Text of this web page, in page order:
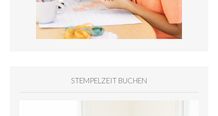
STEMPELZEIT BUCHEN